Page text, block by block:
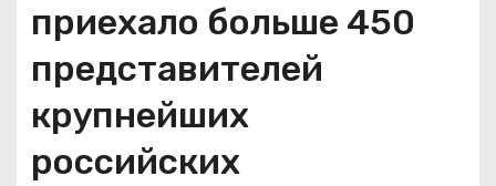
приехало больше 450
представителей
крупнейших
российских